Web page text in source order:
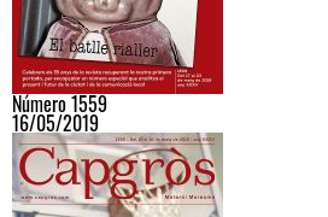
Número 1559
16/05/2019